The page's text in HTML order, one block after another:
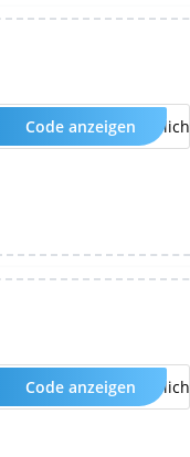
Kein Code erforderlich
Code anzeigen
Kein Code erforderlich
Code anzeigen